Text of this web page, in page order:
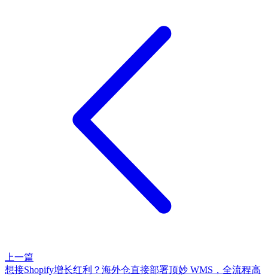
上一篇
想接Shopify增长红利？海外仓直接部署顶妙 WMS，全流程高